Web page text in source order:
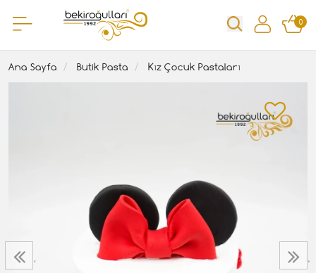
0
Ana Sayfa Butik Pasta Kız Çocuk Pastaları
‹ ›